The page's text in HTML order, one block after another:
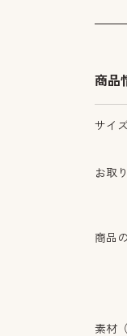
商品
サイ
お取
商品
素材